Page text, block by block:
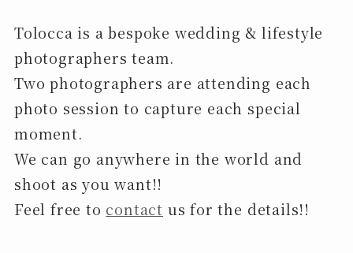
Tolocca is a bespoke wedding & lifestyle
photographers team.
Two photographers are attending each
photo session to capture each special
moment.
We can go anywhere in the world and
shoot as you want!!
Feel free to contact us for the details!!